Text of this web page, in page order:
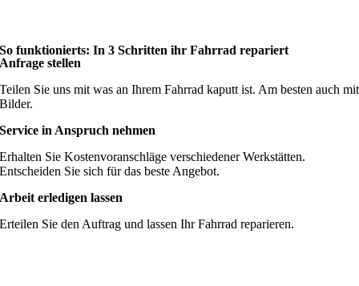
So funktionierts: In 3 Schritten ihr Fahrrad repariert
Anfrage stellen
Teilen Sie uns mit was an Ihrem Fahrrad kaputt ist. Am besten auch mit
Bilder.
Service in Anspruch nehmen
Erhalten Sie Kostenvoranschläge verschiedener Werkstätten.
Entscheiden Sie sich für das beste Angebot.
Arbeit erledigen lassen
Erteilen Sie den Auftrag und lassen Ihr Fahrrad reparieren.